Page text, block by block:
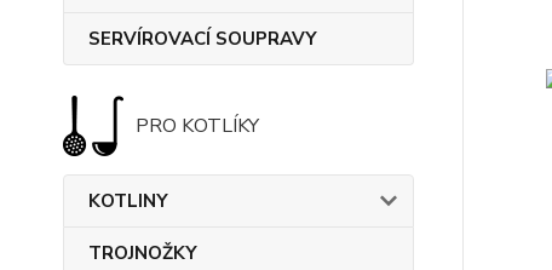
SERVÍROVACÍ SOUPRAVY
PRO KOTLÍKY
KOTLINY
TROJNOŽKY